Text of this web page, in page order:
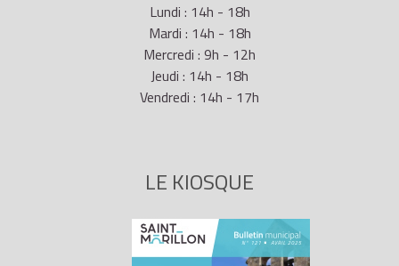
Lundi : 14h - 18h
Mardi : 14h - 18h
Mercredi : 9h - 12h
Jeudi : 14h - 18h
Vendredi : 14h - 17h
LE KIOSQUE